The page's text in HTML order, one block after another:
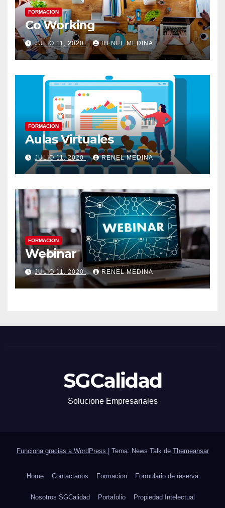
FORMACION
Co Working
JULIO 11, 2020 RENEL MEDINA
FORMACION
Aulas Virtuales
JULIO 11, 2020 RENEL MEDINA
FORMACION
Webinar
JULIO 11, 2020 RENEL MEDINA
SGCalidad
Solucione Empresariales
Funciona gracias a WordPress Tema: News Talk de Themeansar
Home Contactanos Formacion Formulario de reserva
Nosotros SGCalidad Portafolio Propiedad Intelectual